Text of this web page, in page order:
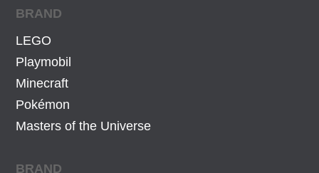
BRAND
LEGO
Playmobil
Minecraft
Pokémon
Masters of the Universe
BRAND